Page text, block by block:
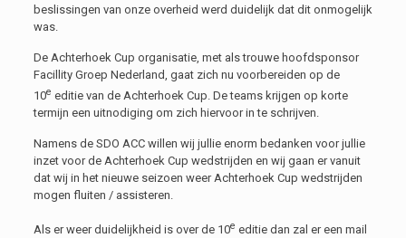
beslissingen van onze overheid werd duidelijk dat dit onmogelijk
was.
De Achterhoek Cup organisatie, met als trouwe hoofdsponsor
Facillity Groep Nederland, gaat zich nu voorbereiden op de
10e editie van de Achterhoek Cup. De teams krijgen op korte
termijn een uitnodiging om zich hiervoor in te schrijven.
Namens de SDO ACC willen wij jullie enorm bedanken voor jullie
inzet voor de Achterhoek Cup wedstrijden en wij gaan er vanuit
dat wij in het nieuwe seizoen weer Achterhoek Cup wedstrijden
mogen fluiten / assisteren.
Als er weer duidelijkheid is over de 10e editie dan zal er een mail